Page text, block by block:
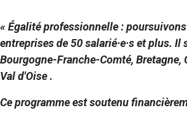
« Égalité professionnelle :
entreprises de 50 salarié·e·s et plus.
Bourgogne-Franche-Comté,
Val d'Oise .
Ce programme est soutenu